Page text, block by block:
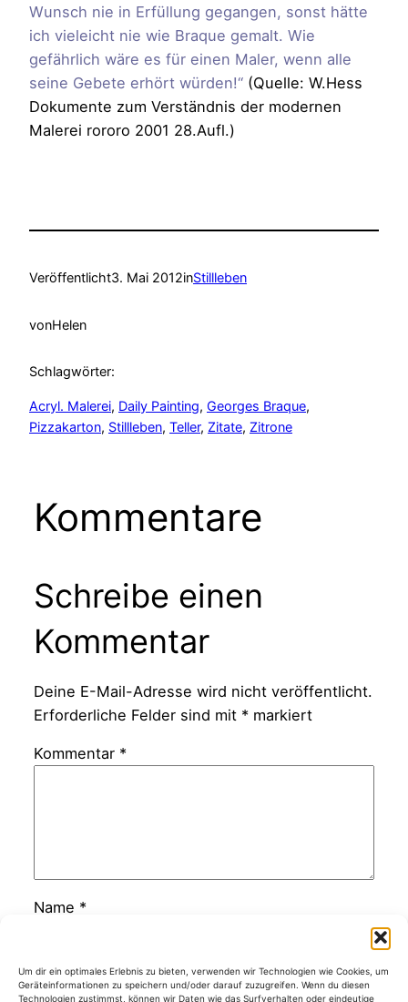
Um dir ein optimales Erlebnis zu bieten, verwenden wir Technologien wie Cookies, um
Geräteinformationen zu speichern und/oder darauf zuzugreifen. Wenn du diesen
Technologien zustimmst, können wir Daten wie das Surfverhalten oder eindeutige
Wunsch nie in Erfüllung gegangen, sonst hätte
ich vieleicht nie wie Braque gemalt. Wie
gefährlich wäre es für einen Maler, wenn alle
seine Gebete erhört würden!“ (Quelle: W.Hess
Dokumente zum Verständnis der modernen
Malerei rororo 2001 28.Aufl.)
Veröffentlicht3. Mai 2012inStillleben
vonHelen
Schlagwörter:
Acryl. Malerei, Daily Painting, Georges Braque
Pizzakarton, Stillleben, Teller, Zitate, Zitrone
Kommentare
Schreibe einen
Kommentar
Deine E-Mail-Adresse wird nicht veröffentlicht.
Erforderliche Felder sind mit *markiert
Kommentar *
Name *
E-Mail-Adresse*